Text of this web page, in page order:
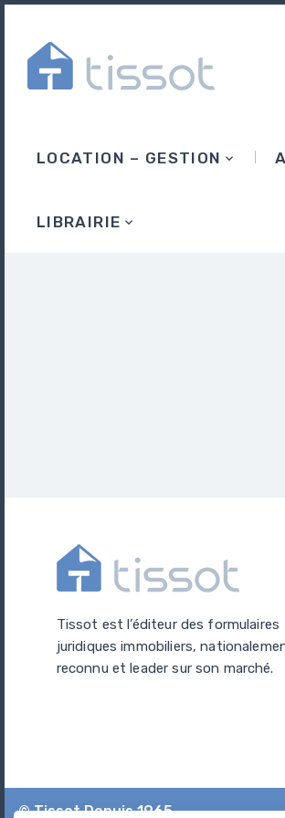
LOCATION – GESTION
LIBRAIRIE
Tissot est l’éditeur des formulaires
juridiques immobiliers,
reconnu et leader sur son marché.
© Tissot Depuis 1965